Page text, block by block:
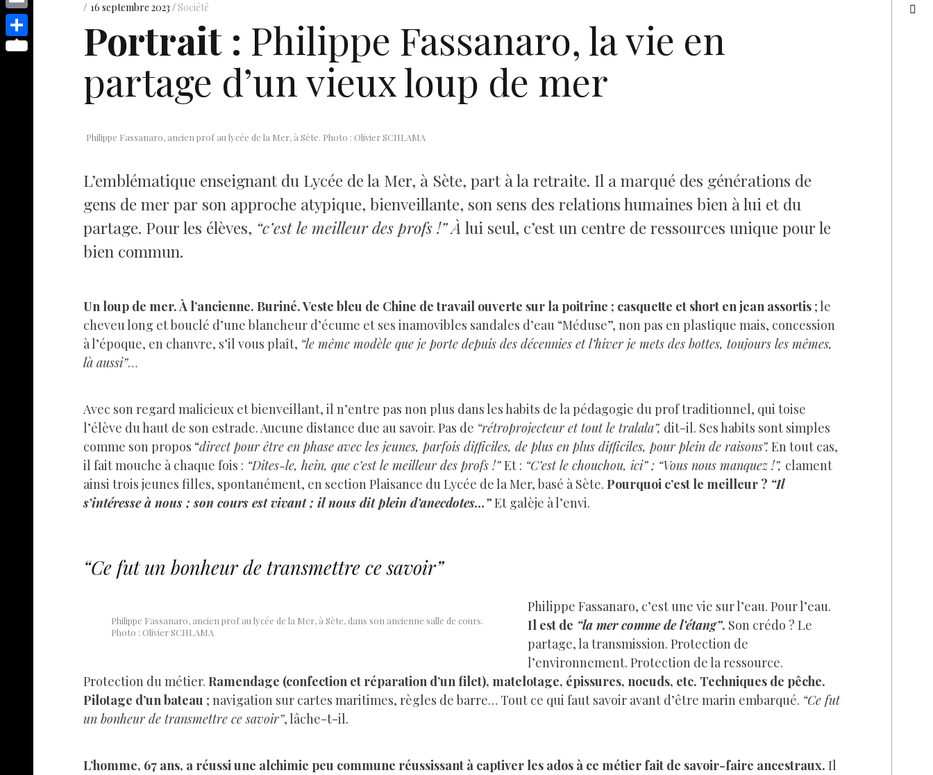
16 septembre 2023 Société
Portrait : Philippe Fassanaro, la vie en
partage d’un vieux loup de mer
Philippe Fassanaro, ancien prof au lycée de la Mer, à Sète. Photo : Olivier SCHLAMA
L’emblématique enseignant du Lycée de la Mer, à Sète, part à la retraite. Il a marqué des générations de
gens de mer par son approche atypique, bienveillante, son sens des relations humaines bien à lui et du
partage. Pour les élèves, “c’est le meilleur des profs !” À lui seul, c’est un centre de ressources unique pour le
bien commun.
Un loup de mer. À l’ancienne. Buriné. Veste bleu de Chine de travail ouverte sur la poitrine ; casquette et short en jean assortis ; le
cheveu long et bouclé d’une blancheur d’écume et ses inamovibles sandales d’eau “Méduse”, non pas en plastique mais, concession
à l’époque, en chanvre, s’il vous plaît, “le même modèle que je porte depuis des décennies et l’hiver je mets des bottes, toujours les mêmes,
là aussi”…
Avec son regard malicieux et bienveillant, il n’entre pas non plus dans les habits de la pédagogie du prof traditionnel, qui toise
l’élève du haut de son estrade. Aucune distance due au savoir. Pas de “rétroprojecteur et tout le tralala”, dit-il. Ses habits sont simples
comme son propos “direct pour être en phase avec les jeunes, parfois difficiles, de plus en plus difficiles, pour plein de raisons”. En tout cas,
il fait mouche à chaque fois : “Dites-le, hein, que c’est le meilleur des profs !”Et : “C’est le chouchou, ici” ; “Vous nous manquez !”, clament
ainsi trois jeunes filles, spontanément, en section Plaisance du Lycée de la Mer, basé à Sète. Pourquoi c’est le meilleur ? “Il
s’intéresse à nous ; son cours est vivant ; il nous dit plein d’anecdotes…”Et galèje à l’envi.
“Ce fut un bonheur de transmettre ce savoir”
Philippe Fassanaro, ancien prof au lycée de la Mer, à Sète, dans son ancienne salle de cours.
Photo : Olivier SCHLAMA
Philippe Fassanaro, c’est une vie sur l’eau. Pour l’eau.
Il est de “la mer comme de l’étang”. Son crédo ? Le
partage, la transmission. Protection de
l’environnement. Protection de la ressource.
Protection du métier. Ramendage (confection et réparation d’un filet), matelotage, épissures, noeuds, etc. Techniques de pêche.
Pilotage d’un bateau ; navigation sur cartes maritimes, règles de barre… Tout ce qui faut savoir avant d’être marin embarqué. “Ce fut
un bonheur de transmettre ce savoir”, lâche-t-il.
L’homme, 67 ans, a réussi une alchimie peu commune réussissant à captiver les ados à ce métier fait de savoir-faire ancestraux. Il
p
e
s
d
I
e
n
y
p
e
o
p
E
m
S